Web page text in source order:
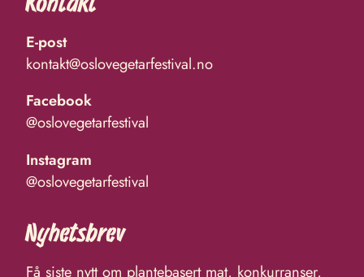
E-post
kontakt@oslovegetarfestival.no
Facebook
@oslovegetarfestival
Instagram
@oslovegetarfestival
Nyhetsbrev
Få siste nytt om plantebasert mat, konkurranser,